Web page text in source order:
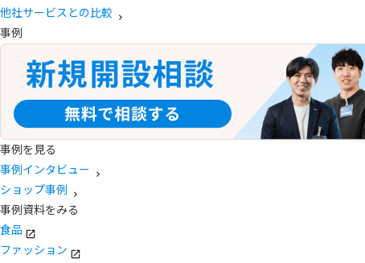
他社サービスとの比較
事例
事例を見る
事例インタビュー
ショップ事例
事例資料をみる
食品
ファッション